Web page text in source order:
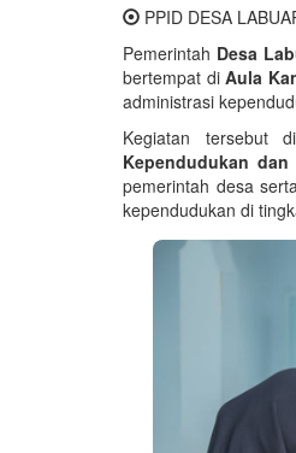
PPID DESA
Pemerintah Desa
bertempat di Aula
administrasi
Kegiatan tersebut
Kependudukan
pemerintah desa
kependudukan di